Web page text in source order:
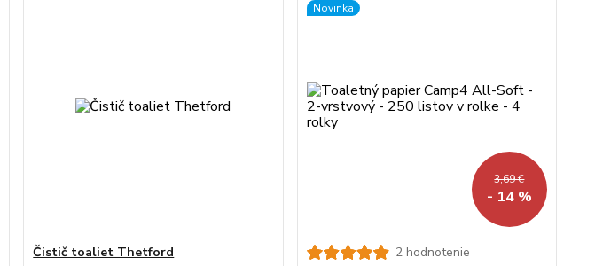
Čistič toaliet Thetford
Novinka
3,69 €
- 14 %
2 hodnotenie